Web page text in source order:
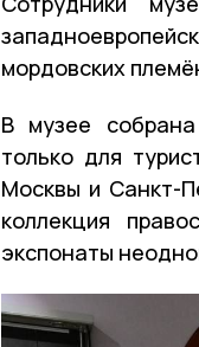
мордовских
В музее
только для
Москвы и Санкт-
коллекция
экспонаты